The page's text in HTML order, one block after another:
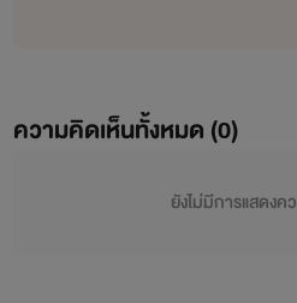
ความคิดเห็นทั้งหมด (0)
ยังไม่มีการแสดงค